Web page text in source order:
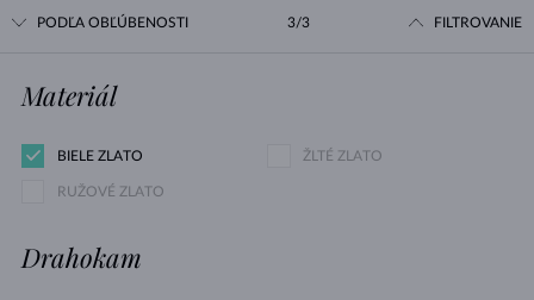
PODĽA OBĽÚBENOSTI 3/3 FILTROVANIE
Materiál
BIELE ZLATO ŽLTÉ ZLATO
RUŽOVÉ ZLATO
Drahokam